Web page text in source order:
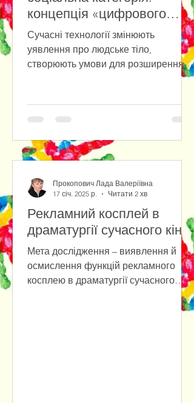
концепція «цифрового
тіла» у віртуальній
реальності
Сучасні технології змінюють
уявлення про людське тіло,
створюють умови для розширення
Рекламний косплей в
драматургії сучасного кіно
Мета дослідження – виявлення й
осмислення функцій рекламного
косплею в драматургії сучасного
Прокопович Лада Валеріївна
17 січ. 2025 р.
Читати 2 хв